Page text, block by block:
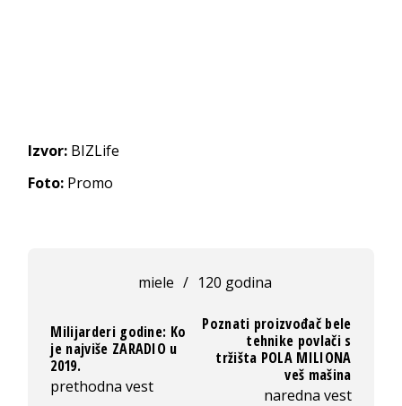
Izvor: BIZLife
Foto: Promo
miele / 120 godina
Milijarderi godine: Ko
je najviše ZARADIO u
2019.
prethodna vest
Poznati proizvođač bele
tehnike povlači s
tržišta POLA MILIONA
veš mašina
naredna vest